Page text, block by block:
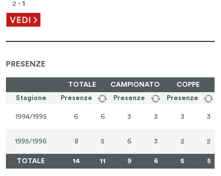
2 -1
PRESENZE
TOTALE CAMPIONATO
COPPE
Stagione
Presenze Presenze Presenze
1994/1995 6 6 3 3 3 3
1995/1996 8 5 6 3 2 2
TOTALE 14 11 9 6 5 5